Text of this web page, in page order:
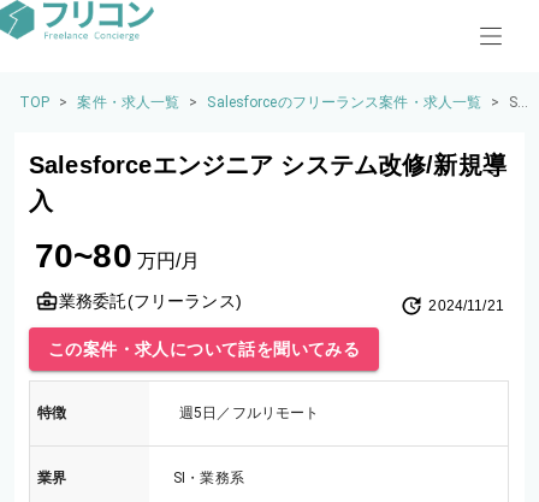
TOP > 案件・求人一覧 > Salesforceのフリーランス案件・求人一覧 >
Sa
Salesforceエンジニア システム改修/新規導
入
70~80 万円/月
業務委託(フリーランス) 2024/11/21
この案件・求人について話を聞いてみる
特徴 週5日／フルリモート
業界 SI・業務系